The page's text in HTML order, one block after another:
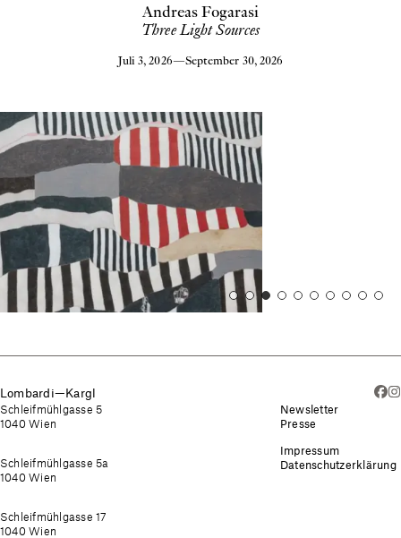
Andreas Fogarasi
Three Light Sources
Juli 3, 2026—September 30, 2026
Lombardi—Kargl
Schleifmühlgasse 5
1040 Wien
Schleifmühlgasse 5a
1040 Wien
Schleifmühlgasse 17
1040 Wien
Newsletter
Presse
Impressum
Datenschutzerklärung